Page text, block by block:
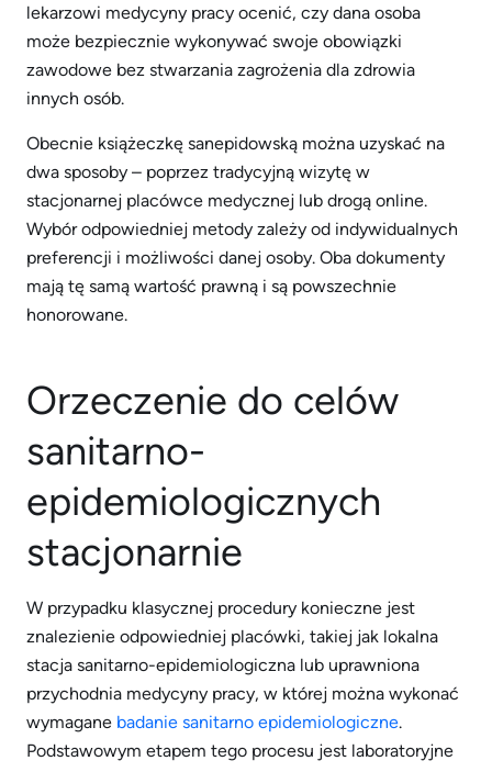
lekarzowi medycyny pracy ocenić, czy dana osoba
może bezpiecznie wykonywać swoje obowiązki
zawodowe bez stwarzania zagrożenia dla zdrowia
innych osób.
Obecnie książeczkę sanepidowską można uzyskać na
dwa sposoby – poprzez tradycyjną wizytę w
stacjonarnej placówce medycznej lub drogą online.
Wybór odpowiedniej metody zależy od indywidualnych
preferencji i możliwości danej osoby. Oba dokumenty
mają tę samą wartość prawną i są powszechnie
honorowane.
Orzeczenie do celów
sanitarno-
epidemiologicznych
stacjonarnie
W przypadku klasycznej procedury konieczne jest
znalezienie odpowiedniej placówki, takiej jak lokalna
stacja sanitarno-epidemiologiczna lub uprawniona
przychodnia medycyny pracy, w której można wykonać
wymagane badanie sanitarno epidemiologiczne.
Podstawowym etapem tego procesu jest laboratoryjne